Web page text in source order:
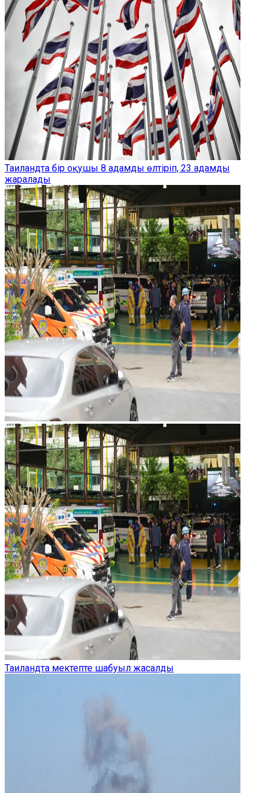
Таиландта бір оқушы 8 адамды өлтіріп, 23 адамды
жаралады
Таиландта мектепте шабуыл жасалды